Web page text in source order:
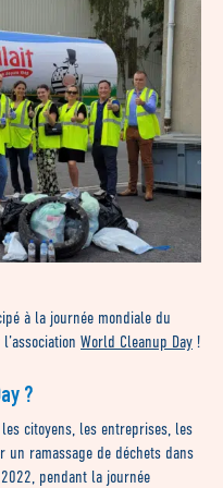
à la journée mondiale du
World Cleanup Day !
?
citoyens, les entreprises, les
un ramassage de déchets dans
pendant la journée